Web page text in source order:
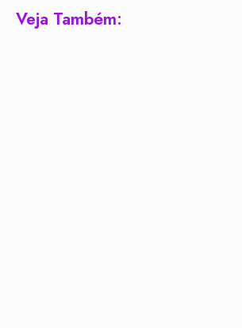
Veja Também: